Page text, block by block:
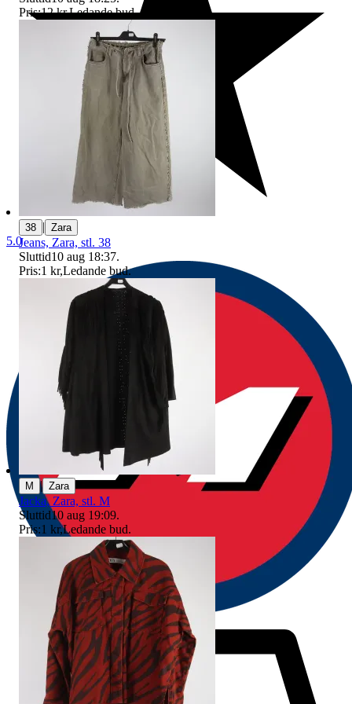
5.0
Pris:12 kr,Ledande bud.
38 | Zara
Jeans, Zara, stl. 38
Sluttid10 aug 18:37.
Pris:1 kr,Ledande bud.
M | Zara
Jacka, Zara, stl. M
Sluttid10 aug 19:09.
Pris:1 kr,Ledande bud.